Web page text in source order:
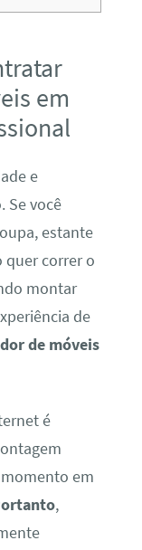
em
e
Se você
estante
quer correr o
montar
de
de móveis
é
em
,